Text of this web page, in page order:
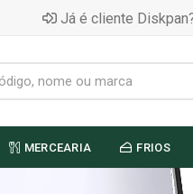
Já é cliente
MERCEARIA FRIOS